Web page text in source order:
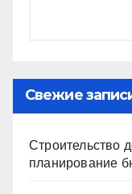
Свежие
Строительство
планирование